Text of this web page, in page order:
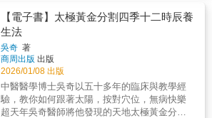
的功能， 都與肺有密切關係，是醫治呼吸系統
疾病的主要經脈。 喉嚨腫痛、氣喘、落枕？找
列缺準沒錯， 它是整條肺經調整頭頸狀態的入
口點。 ◎心經通暢，五臟六腑更穩 《黃帝內
經》認為：「心者，五臟六腑之大主也。」
心，就像身體的總指揮，統籌著五臟六腑的運
作。 心經起於心中，出屬心系，胸悶、心煩、
胸口隱隱作痛，往往就是心經氣血卡住的警
背對太陽。下午13點到晚上24點，面對太陽。
使你身上的人體黃金分割場太極和天地太極的
黃金分割場產生共振之後，按摩（或針灸）相
應時辰對應的經絡穴位。吳奇醫師在1992年發
現對頸椎病極有療效的針刺新穴位「項背
穴」，現在美加地區、加州灣區很多針灸醫師
在臨床上已廣泛應用項背穴。《黃帝內經》
說：治病或養生的最高原則就是「法天則
【電子書】太極黃金分割四季十二時辰養
生法
吳奇 著
商周出版 出版
2026/01/08 出版
中醫醫學博士吳奇以五十多年的臨床與教學經
驗，教你如何跟著太陽，按對穴位，無病快樂
超天年吳奇醫師將他發現的天地太極黃金分割